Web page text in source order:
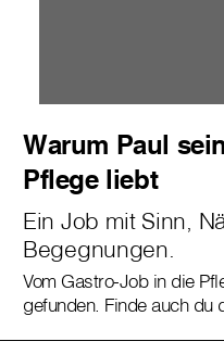
Warum Paul
Pflege liebt
Ein Job mit Sinn,
Begegnungen.
Vom Gastro-Job in die
gefunden. Finde auch du